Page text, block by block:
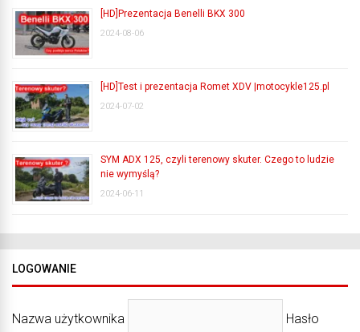
[HD]Prezentacja Benelli BKX 300
2024-08-06
[HD]Test i prezentacja Romet XDV |motocykle125.pl
2024-07-02
SYM ADX 125, czyli terenowy skuter. Czego to ludzie
nie wymyślą?
2024-06-11
LOGOWANIE
Nazwa użytkownika Hasło